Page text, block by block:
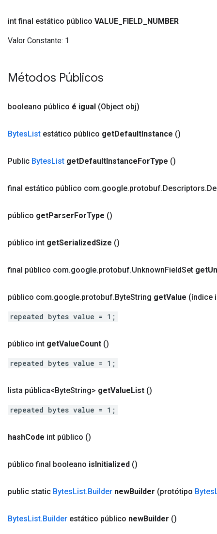
int final estático público VALUE FIELD NUMBER
Valor Constante: 1
Métodos Públicos
booleano público é igual (Object obj)
BytesList estático público getDefaultInstance ()
Public BytesList getDefaultInstanceForType ()
final estático público com.google.protobuf.Descriptors.
público getParserForType ()
público int getSerializedSize ()
final público com.google.protobuf.UnknownFieldSet get
público com.google.protobuf.ByteString getValue (índice
repeated bytes value = 1;
público int getValueCount ()
repeated bytes value = 1;
lista pública<ByteString> getValueList ()
repeated bytes value = 1;
hashCode int público ()
público final booleano isInitialized ()
public static BytesList.Builder newBuilder (protótipo Bytes
BytesList.Builder estático público newBuilder ()